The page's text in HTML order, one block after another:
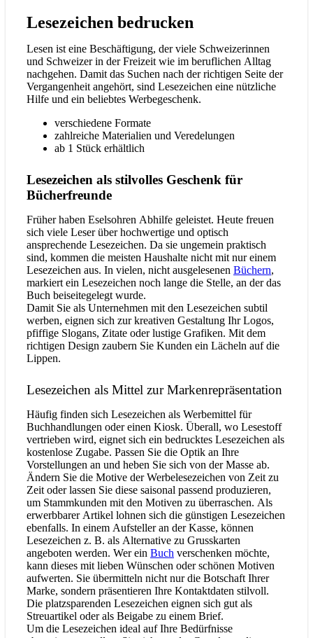
Lesezeichen bedrucken
Lesen ist eine Beschäftigung, der viele Schweizerinnen
und Schweizer in der Freizeit wie im beruflichen Alltag
nachgehen. Damit das Suchen nach der richtigen Seite der
Vergangenheit angehört, sind Lesezeichen eine nützliche
Hilfe und ein beliebtes Werbegeschenk.
verschiedene Formate
zahlreiche Materialien und Veredelungen
ab 1 Stück erhältlich
Lesezeichen als stilvolles Geschenk für
Bücherfreunde
Früher haben Eselsohren Abhilfe geleistet. Heute freuen
sich viele Leser über hochwertige und optisch
ansprechende Lesezeichen. Da sie ungemein praktisch
sind, kommen die meisten Haushalte nicht mit nur einem
Lesezeichen aus. In vielen, nicht ausgelesenen Büchern,
markiert ein Lesezeichen noch lange die Stelle, an der das
Buch beiseitegelegt wurde.
Damit Sie als Unternehmen mit den Lesezeichen subtil
werben, eignen sich zur kreativen Gestaltung Ihr Logos,
pfiffige Slogans, Zitate oder lustige Grafiken. Mit dem
richtigen Design zaubern Sie Kunden ein Lächeln auf die
Lippen.
Lesezeichen als Mittel zur Markenrepräsentation
Häufig finden sich Lesezeichen als Werbemittel für
Buchhandlungen oder einen Kiosk. Überall, wo Lesestoff
vertrieben wird, eignet sich ein bedrucktes Lesezeichen als
kostenlose Zugabe. Passen Sie die Optik an Ihre
Vorstellungen an und heben Sie sich von der Masse ab.
Ändern Sie die Motive der Werbelesezeichen von Zeit zu
Zeit oder lassen Sie diese saisonal passend produzieren,
um Stammkunden mit den Motiven zu überraschen. Als
erwerbbarer Artikel lohnen sich die günstigen Lesezeichen
ebenfalls. In einem Aufsteller an der Kasse, können
Lesezeichen z. B. als Alternative zu Grusskarten
angeboten werden. Wer ein Buch verschenken möchte,
kann dieses mit lieben Wünschen oder schönen Motiven
aufwerten. Sie übermitteln nicht nur die Botschaft Ihrer
Marke, sondern präsentieren Ihre Kontaktdaten stilvoll.
Die platzsparenden Lesezeichen eignen sich gut als
Streuartikel oder als Beigabe zu einem Brief.
Um die Lesezeichen ideal auf Ihre Bedürfnisse